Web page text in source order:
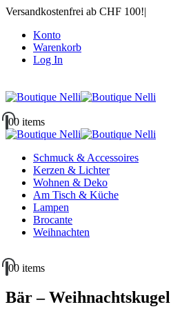
Versandkostenfrei ab CHF 100!|
Konto
Warenkorb
Log In
00 items
Schmuck & Accessoires
Kerzen & Lichter
Wohnen & Deko
Am Tisch & Küche
Lampen
Brocante
Weihnachten
00 items
Bär – Weihnachtskugel